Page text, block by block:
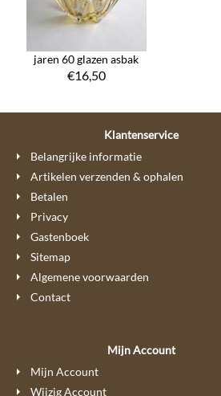
jaren 60 glazen asbak
€16,50
Klantenservice
Belangrijke informatie
Artikelen verzenden & ophalen
Betalen
Privacy
Gastenboek
Sitemap
Algemene voorwaarden
Contact
Mijn Account
Mijn Account
Wijzig Account